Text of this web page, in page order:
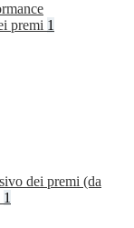
premi 1
dei premi (da
1